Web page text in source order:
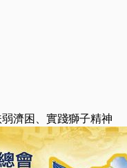
濟困、實踐獅子精神